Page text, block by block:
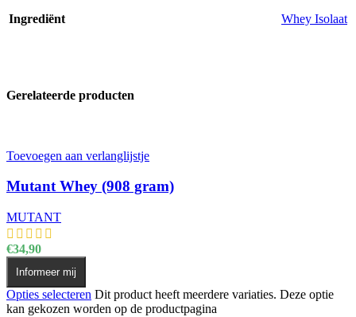
Ingrediënt Whey Isolaat
Gerelateerde producten
Toevoegen aan verlanglijstje
Mutant Whey (908 gram)
MUTANT
€34,90
Informeer mij
Opties selecteren Dit product heeft meerdere variaties. Deze optie
kan gekozen worden op de productpagina